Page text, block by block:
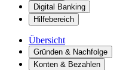
Digital Banking
Hilfebereich
Übersicht
Gründen & Nachfolge
Konten & Bezahlen